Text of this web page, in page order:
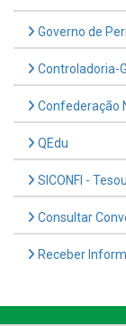
Governo de
Controladoria-
Confederação
QEdu
SICONFI -
Consultar
Receber